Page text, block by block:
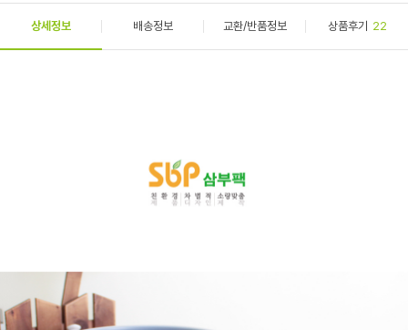
상세정보 배송정보 교환/반품정보 상품후기 22